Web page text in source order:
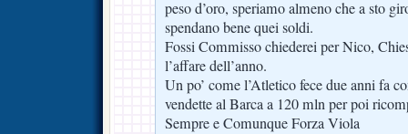
peso d’oro, speriamo almeno che a sto
spendano bene quei soldi.
Fossi Commisso chiederei per Nico,
l’affare dell’anno.
Un po’ come l’Atletico fece due anni fa
vendette al Barca a 120 mln per poi
Sempre e Comunque Forza Viola